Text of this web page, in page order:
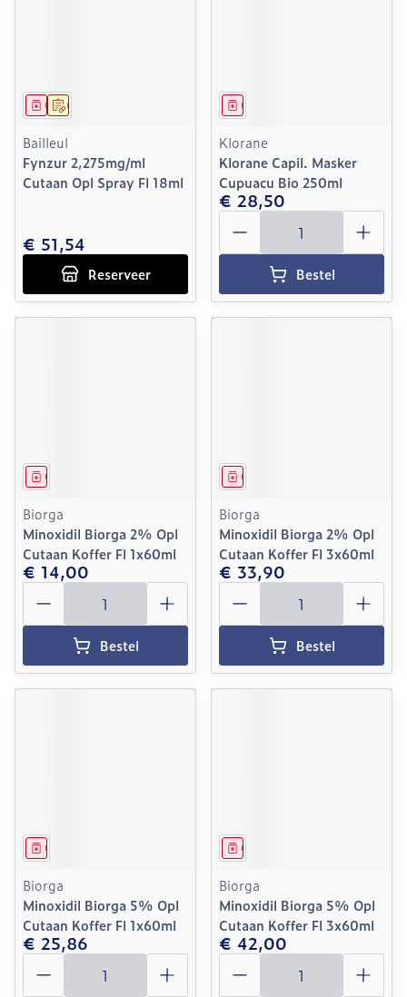
Op voorschrift
Geneesmiddel
Bailleul
Fynzur 2,275mg/ml
Cutaan Opl Spray Fl 18ml
€ 51,54
Reserveer
Geneesmiddel
Klorane
Klorane Capil. Masker
Cupuacu Bio 250ml
€ 28,50
Aantal
Bestel
Geneesmiddel
Biorga
Minoxidil Biorga 2% Opl
Cutaan Koffer Fl 1x60ml
€ 14,00
Aantal
Bestel
Geneesmiddel
Biorga
Minoxidil Biorga 2% Opl
Cutaan Koffer Fl 3x60ml
€ 33,90
Aantal
Bestel
Geneesmiddel
Biorga
Minoxidil Biorga 5% Opl
Cutaan Koffer Fl 1x60ml
€ 25,86
Aantal
Geneesmiddel
Biorga
Minoxidil Biorga 5% Opl
Cutaan Koffer Fl 3x60ml
€ 42,00
Aantal